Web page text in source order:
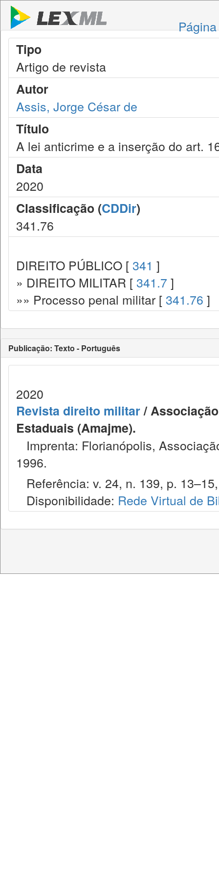
Tipo
Artigo de revista
Autor
Assis, Jorge César de
Título
A lei anticrime e a inserção do art.
Data
2020
Classificação (CDDir)
341.76
DIREITO PÚBLICO [ 341 ]
» DIREITO MILITAR [ 341.7 ]
»» Processo penal militar [ 341.76 ]
Publicação: Texto - Português
2020
Revista direito militar/
Estaduais (Amajme).
Imprenta: Florianópolis,
1996.
Referência: v. 24, n. 139, p.
Disponibilidade: Rede Virtual de